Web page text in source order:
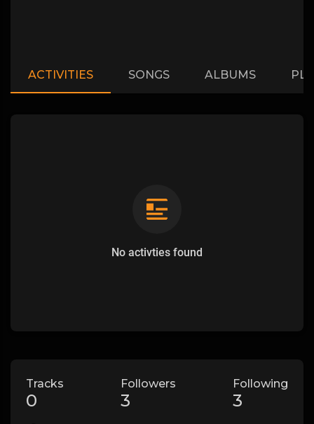
ACTIVITIES SONGS ALBUMS
No activties found
Tracks
0
Followers
3
Following
3